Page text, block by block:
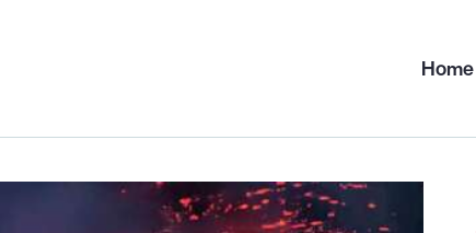
Home